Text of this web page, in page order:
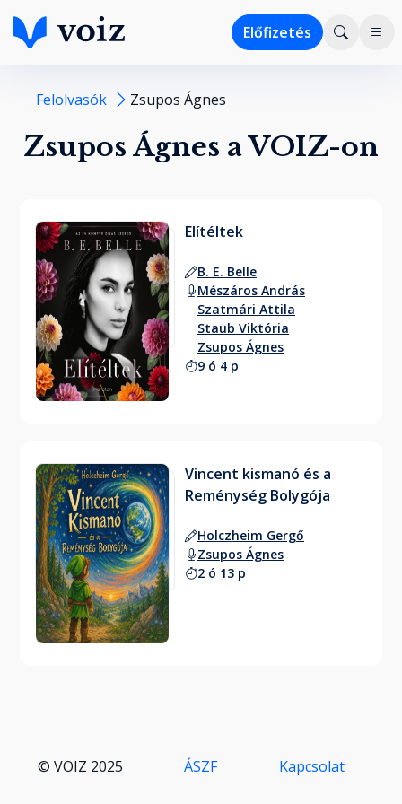
Előfizetés
Felolvasók Zsupos Ágnes
Zsupos Ágnes a VOIZ-on
Elítéltek
B. E. Belle
Mészáros András
Szatmári Attila
Staub Viktória
Zsupos Ágnes
9 ó 4 p
Vincent kismanó és a
Reménység Bolygója
Holczheim Gergő
Zsupos Ágnes
2 ó 13 p
© VOIZ 2025 ÁSZF Kapcsolat